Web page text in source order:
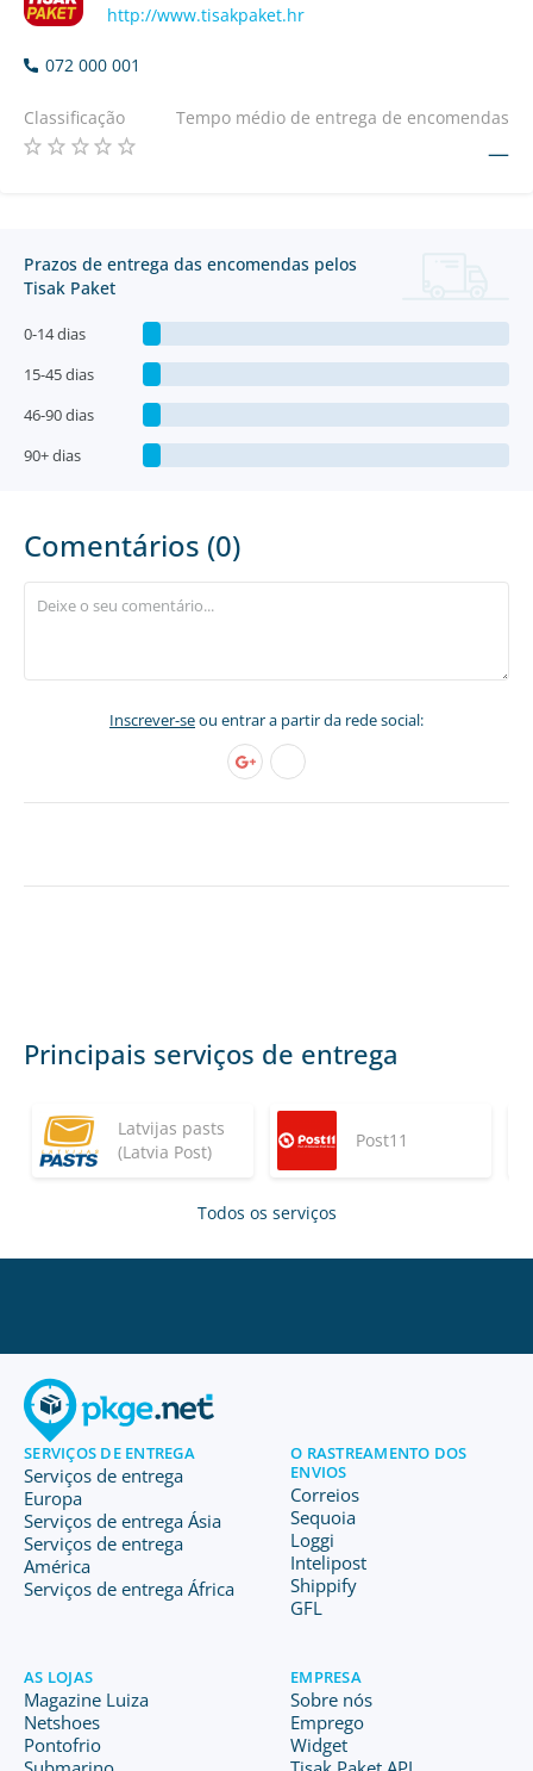
http://www.tisakpaket.hr
072 000 001
Classificação Tempo médio de entrega de encomendas
—
Prazos de entrega das encomendas pelos
Tisak Paket
0-14 dias
15-45 dias
46-90 dias
90+ dias
Comentários (0)
Inscrever-seou entrar a partir da rede social:
Principais serviços de entrega
Latvijas pasts
(Latvia Post)
Post11
Todos os serviços
SERVIÇOS DE ENTREGA
Serviços de entrega
Europa
Serviços de entrega Ásia
Serviços de entrega
América
Serviços de entrega África
O RASTREAMENTO DOS
ENVIOS
Correios
Sequoia
Loggi
Intelipost
Shippify
GFL
AS LOJAS
Magazine Luiza
Netshoes
Pontofrio
EMPRESA
Sobre nós
Emprego
Widget